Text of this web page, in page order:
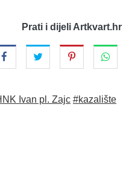
Prati i dijeli Artkvart.hr
Ivan pl. Zajc #kazalište